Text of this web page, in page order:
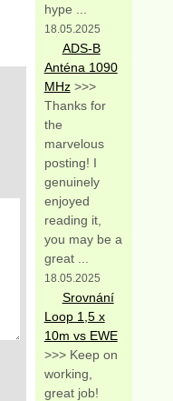
hype ...
18.05.2025
ADS-B
Anténa 1090
MHz>>>
Thanks for
the
marvelous
posting! I
genuinely
enjoyed
reading it,
you may be a
great ...
18.05.2025
Srovnání
Loop 1,5 x
10m vs EWE
>>> Keep on
working,
great job!